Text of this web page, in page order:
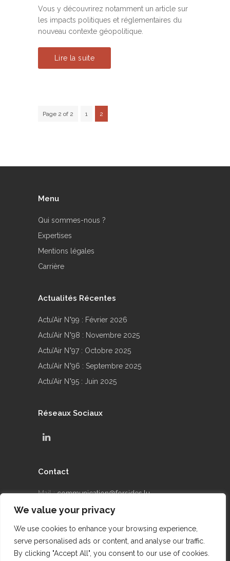
We value your privacy
We use cookies to enhance your browsing experience,
serve personalised ads or content, and analyse our traffic.
By clicking "Accept All", you consent to our use of cookies.
Vous y découvrirez notamment un article sur
les impacts politiques et réglementaires du
nouveau contexte géopolitique.
Lire la suite
Page 2 of 2 1 2
Menu
Qui sommes-nous ?
Expertises
Mentions légales
Carrière
Actualités Récentes
Actu’Air N°99 : Février 2026
Actu’Air N°98 : Novembre 2025
Actu’Air N°97 : Octobre 2025
Actu’Air N°96 : Septembre 2025
Actu’Air N°95 : Juin 2025
Réseaux Sociaux
Contact
Mail :communication@forsides.lu
Téléphone : +352 24 69 90 42